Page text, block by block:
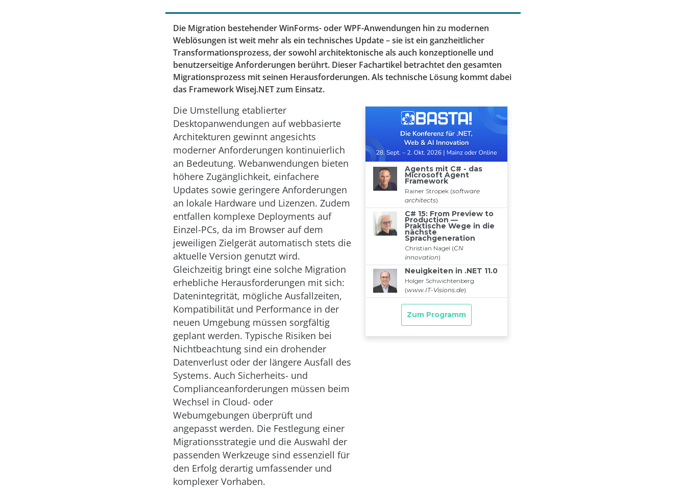
Die Migration bestehender WinForms- oder WPF-Anwendungen hin zu modernen
Weblösungen ist weit mehr als ein technisches Update – sie ist ein ganzheitlicher
Transformationsprozess, der sowohl architektonische als auch konzeptionelle und
benutzerseitige Anforderungen berührt. Dieser Fachartikel betrachtet den gesamten
Migrationsprozess mit seinen Herausforderungen. Als technische Lösung kommt dabei
das Framework Wisej.NET zum Einsatz.
Die Umstellung etablierter
Desktopanwendungen auf webbasierte
Architekturen gewinnt angesichts
moderner Anforderungen kontinuierlich
an Bedeutung. Webanwendungen bieten
höhere Zugänglichkeit, einfachere
Updates sowie geringere Anforderungen
an lokale Hardware und Lizenzen. Zudem
entfallen komplexe Deployments auf
Einzel-PCs, da im Browser auf dem
jeweiligen Zielgerät automatisch stets die
aktuelle Version genutzt wird.
Gleichzeitig bringt eine solche Migration
erhebliche Herausforderungen mit sich:
Datenintegrität, mögliche Ausfallzeiten,
Kompatibilität und Performance in der
neuen Umgebung müssen sorgfältig
geplant werden. Typische Risiken bei
Nichtbeachtung sind ein drohender
Datenverlust oder der längere Ausfall des
Systems. Auch Sicherheits- und
Complianceanforderungen müssen beim
Wechsel in Cloud- oder
Webumgebungen überprüft und
angepasst werden. Die Festlegung einer
Migrationsstrategie und die Auswahl der
passenden Werkzeuge sind essenziell für
den Erfolg derartig umfassender und
komplexer Vorhaben.